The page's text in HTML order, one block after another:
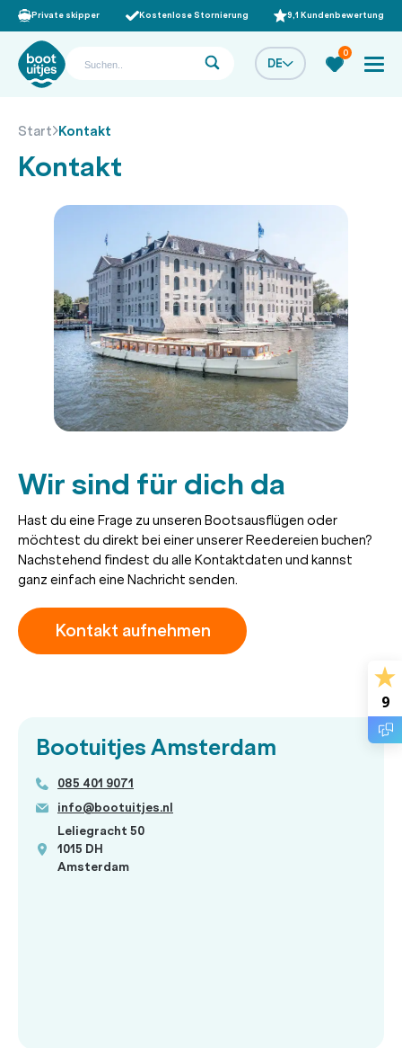
Private skipper Kostenlose Stornierung 9,1 Kundenbewertung
DE
0
Start Kontakt
Kontakt
Wir sind für dich da
Hast du eine Frage zu unseren Bootsausflügen oder
möchtest du direkt bei einer unserer Reedereien buchen?
Nachstehend findest du alle Kontaktdaten und kannst
ganz einfach eine Nachricht senden.
Kontakt aufnehmen
Bootuitjes Amsterdam
085 401 9071
info@bootuitjes.nl
Leliegracht 50
1015 DH
Amsterdam
9